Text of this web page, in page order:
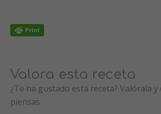
Valora esta receta
¿Te ha gustado esta receta? Valórala y
piensas